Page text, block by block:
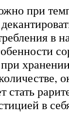
при
в
стать
в